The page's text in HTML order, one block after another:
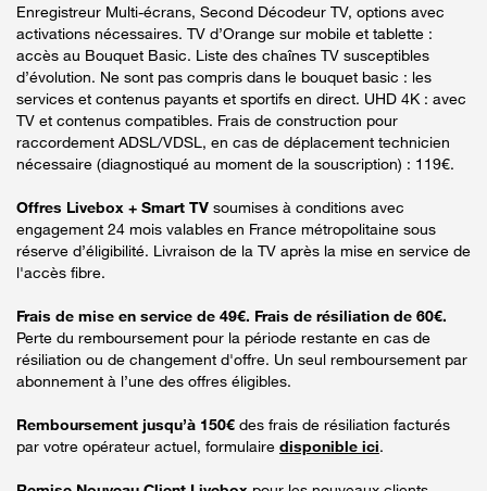
Enregistreur Multi-écrans, Second Décodeur TV, options avec
activations nécessaires. TV d’Orange sur mobile et tablette :
accès au Bouquet Basic. Liste des chaînes TV susceptibles
d’évolution. Ne sont pas compris dans le bouquet basic : les
services et contenus payants et sportifs en direct. UHD 4K : avec
TV et contenus compatibles. Frais de construction pour
raccordement ADSL/VDSL, en cas de déplacement technicien
nécessaire (diagnostiqué au moment de la souscription) : 119€.
Offres Livebox + Smart TV soumises à conditions avec
engagement 24 mois valables en France métropolitaine sous
réserve d’éligibilité. Livraison de la TV après la mise en service de
l'accès fibre.
Frais de mise en service de 49€. Frais de résiliation de 60€.
Perte du remboursement pour la période restante en cas de
résiliation ou de changement d'offre. Un seul remboursement par
abonnement à l’une des offres éligibles.
Remboursement jusqu’à 150€ des frais de résiliation facturés
par votre opérateur actuel, formulaire disponible ici.